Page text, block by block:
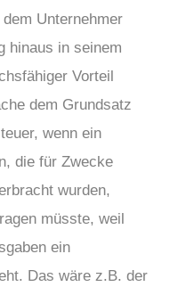
Unternehmer
hinaus in seinem
Vorteil
dem Grundsatz
wenn ein
die für Zwecke
wurden,
müsste, weil
ein
Das wäre z.B. der